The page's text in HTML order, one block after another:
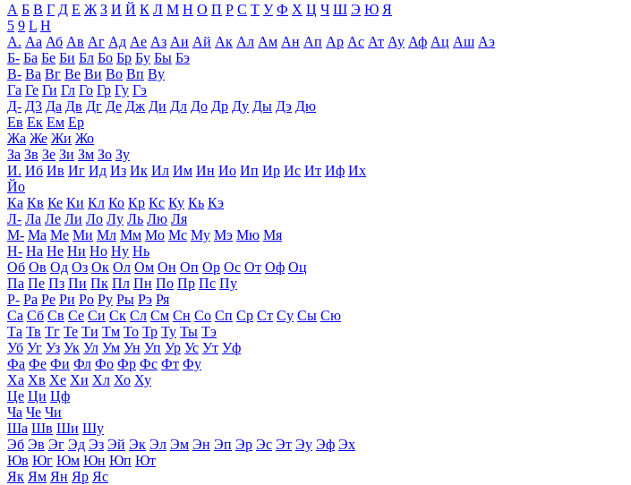
А Б В Г Д Е Ж З И Й К Л М Н О П Р С Т У Ф Х Ц Ч Ш Э Ю Я
5 9 L H
А. Аа Аб Ав Аг Ад Ае Аз Аи Ай Ак Ал Ам Ан Ап Ар Ас Ат Ау Аф Ац Аш Аэ
Б- Ба Бе Би Бл Бо Бр Бу Бы Бэ
В- Ва Вг Ве Ви Во Вп Ву
Га Ге Ги Гл Го Гр Гу Гэ
Д- Д3 Да Дв Дг Де Дж Ди Дл До Др Ду Ды Дэ Дю
Ев Ек Ем Ер
Жа Же Жи Жо
За Зв Зе Зи Зм Зо Зу
И. Иб Ив Иг Ид Из Ик Ил Им Ин Ио Ип Ир Ис Ит Иф Их
Йо
Ка Кв Ке Ки Кл Ко Кр Кс Ку Кь Кэ
Л- Ла Ле Ли Ло Лу Ль Лю Ля
М- Ма Ме Ми Мл Мм Мо Мс Му Мэ Мю Мя
Н- На Не Ни Но Ну Нь
Об Ов Од Оз Ок Ол Ом Он Оп Ор Ос От Оф Оц
Па Пе Пз Пи Пк Пл Пн По Пр Пс Пу
Р- Ра Ре Ри Ро Ру Ры Рэ Ря
Са Сб Св Се Си Ск Сл См Сн Со Сп Ср Ст Су Сы Сю
Та Тв Тг Те Ти Тм То Тр Ту Ты Тэ
Уб Уг Уз Ук Ул Ум Ун Уп Ур Ус Ут Уф
Фа Фе Фи Фл Фо Фр Фс Фт Фу
Ха Хв Хе Хи Хл Хо Ху
Це Ци Цф
Ча Че Чи
Ша Шв Ши Шу
Эб Эв Эг Эд Эз Эй Эк Эл Эм Эн Эп Эр Эс Эт Эу Эф Эх
Юв Юг Юм Юн Юп Ют
Як Ям Ян Яр Яс